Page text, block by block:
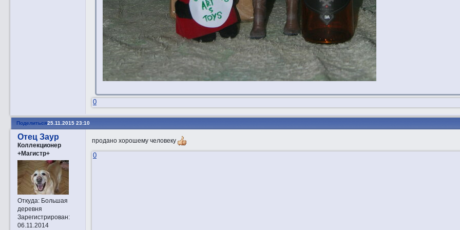
0
Поделиться25.11.2015 23:10
Отец Заур
Коллекционер
+Магистр+
Откуда:Большая
деревня
Зарегистрирован:
06.11.2014
продано хорошему человеку
0